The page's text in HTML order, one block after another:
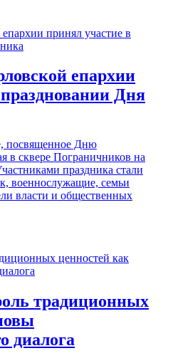
епархии
Дня
посвященное Дню
в сквере Пограничников на
праздника стали
военнослужащие, семьи
власти и общественных
традиционных
диалога